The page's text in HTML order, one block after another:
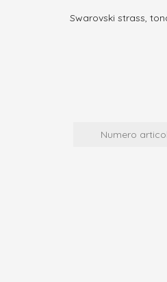
Swarovski strass,
Numero